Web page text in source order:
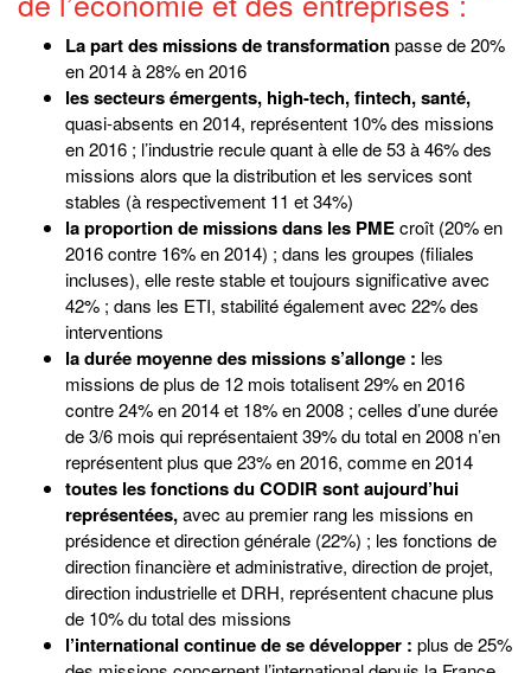
La part des missions de transformationpasse de 20%
en 2014 à 28% en 2016
les secteurs émergents, high-tech, fintech, santé,
quasi-absents en 2014, représentent 10% des missions
en 2016 ; l’industrie recule quant à elle de 53 à 46% des
missions alors que la distribution et les services sont
stables (à respectivement 11 et 34%)
la proportion de missions dans les PMEcroît (20% en
2016 contre 16% en 2014) ; dans les groupes (filiales
incluses), elle reste stable et toujours significative avec
42% ; dans les ETI, stabilité également avec 22% des
interventions
la durée moyenne des missions s’allonge : les
missions de plus de 12 mois totalisent 29% en 2016
contre 24% en 2014 et 18% en 2008 ; celles d’une durée
de 3/6 mois qui représentaient 39% du total en 2008 n’en
représentent plus que 23% en 2016, comme en 2014
toutes les fonctions du CODIR sont aujourd’hui
représentées,avec au premier rang les missions en
présidence et direction générale (22%) ; les fonctions de
direction financière et administrative, direction de projet,
direction industrielle et DRH, représentent chacune plus
de 10% du total des missions
l’international continue de se développer : plus de 25%